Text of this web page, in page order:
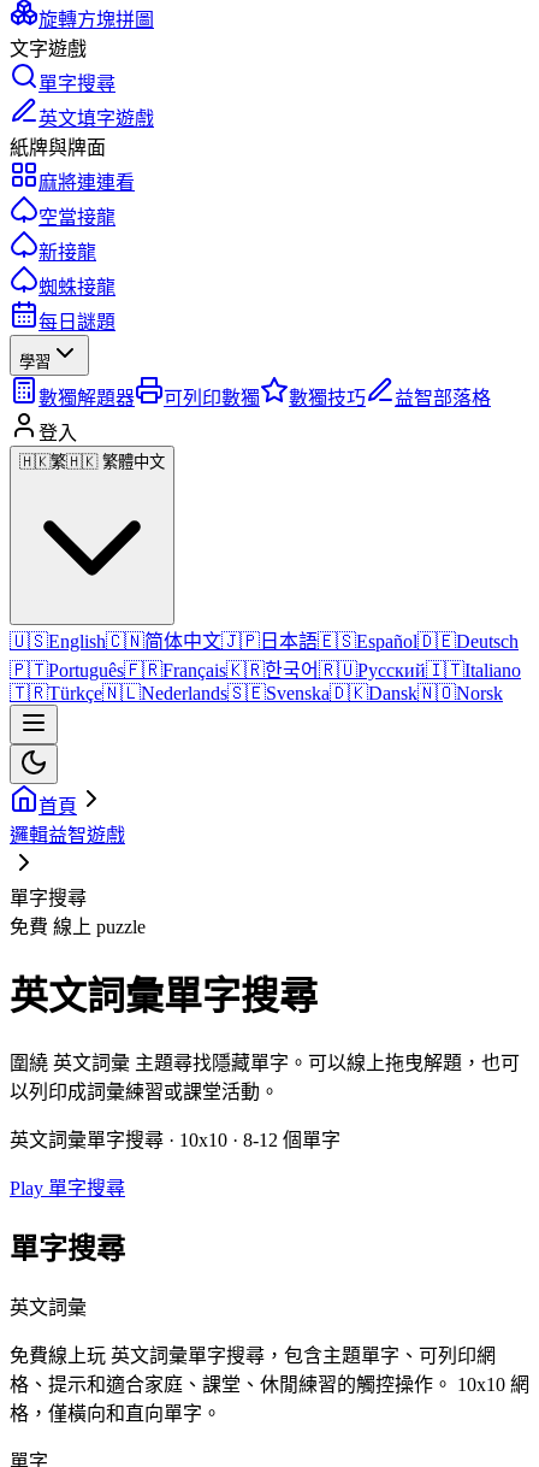
旋轉方塊拼圖
文字遊戲
單字搜尋
英文填字遊戲
紙牌與牌面
麻將連連看
空當接龍
新接龍
蜘蛛接龍
每日謎題
學習
數獨解題器 可列印數獨 數獨技巧
益智部落格
登入
🇭🇰繁🇭🇰 繁體中文
🇺🇸English🇨🇳简体中文🇯🇵 日本語🇪🇸Español🇩🇪Deutsch
🇵🇹Português🇫🇷Français🇰🇷한국어🇷🇺Русский🇮🇹Italiano
🇹🇷Türkçe🇳🇱Nederlands🇸🇪Svenska🇩🇰Dansk🇳🇴Norsk
首頁
邏輯益智遊戲
單字搜尋
免費 線上 puzzle
英文詞彙單字搜尋
圍繞 英文詞彙 主題尋找隱藏單字。可以線上拖曳解題，也可
以列印成詞彙練習或課堂活動。
英文詞彙單字搜尋 · 10x10 · 8-12 個單字
Play 單字搜尋
單字搜尋
英文詞彙
免費線上玩 英文詞彙單字搜尋，包含主題單字、可列印網
格、提示和適合家庭、課堂、休閒練習的觸控操作。 10x10 網
格，僅橫向和直向單字。
單字